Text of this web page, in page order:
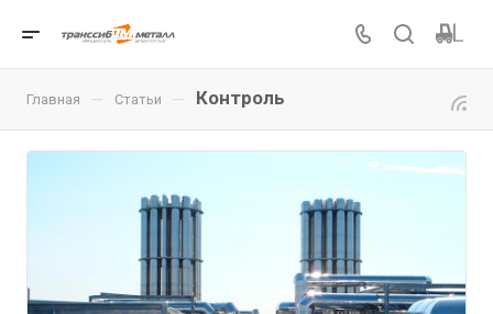
Главная — Статьи — Контроль